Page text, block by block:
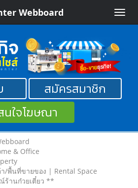
Toggle
Webboard
สมัครสมาชิก
นใจโฆษณา
& Office
/พื้นที่ขายของ | Rental Space
ร้านก๋วยเตี๋ยว **